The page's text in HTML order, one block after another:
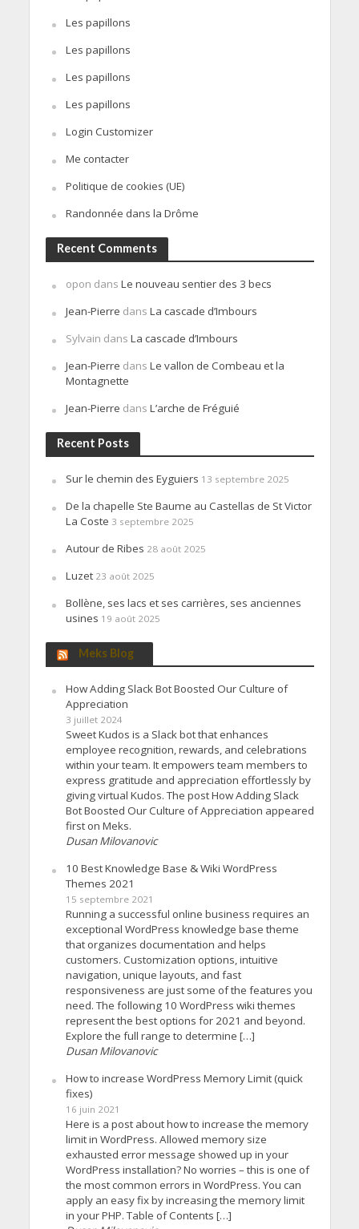
Les papillons
Les papillons
Les papillons
Les papillons
Login Customizer
Me contacter
Politique de cookies (UE)
Randonnée dans la Drôme
Recent Comments
opon dans Le nouveau sentier des 3 becs
Jean-Pierre dans La cascade d’Imbours
Sylvain dans La cascade d’Imbours
Jean-Pierre dans Le vallon de Combeau et la
Montagnette
Jean-Pierre dans L’arche de Fréguié
Recent Posts
Sur le chemin des Eyguiers 13 septembre 2025
De la chapelle Ste Baume au Castellas de St Victor
La Coste 3 septembre 2025
Autour de Ribes 28 août 2025
Luzet 23 août 2025
Bollène, ses lacs et ses carrières, ses anciennes
usines 19 août 2025
Meks Blog
How Adding Slack Bot Boosted Our Culture of
Appreciation
3 juillet 2024
Sweet Kudos is a Slack bot that enhances
employee recognition, rewards, and celebrations
within your team. It empowers team members to
express gratitude and appreciation effortlessly by
giving virtual Kudos. The post How Adding Slack
Bot Boosted Our Culture of Appreciation appeared
first on Meks.
Dusan Milovanovic
10 Best Knowledge Base & Wiki WordPress
Themes 2021
15 septembre 2021
Running a successful online business requires an
exceptional WordPress knowledge base theme
that organizes documentation and helps
customers. Customization options, intuitive
navigation, unique layouts, and fast
responsiveness are just some of the features you
need. The following 10 WordPress wiki themes
represent the best options for 2021 and beyond.
Explore the full range to determine […]
Dusan Milovanovic
How to increase WordPress Memory Limit (quick
fixes)
16 juin 2021
Here is a post about how to increase the memory
limit in WordPress. Allowed memory size
exhausted error message showed up in your
WordPress installation? No worries – this is one of
the most common errors in WordPress. You can
apply an easy fix by increasing the memory limit
in your PHP. Table of Contents […]